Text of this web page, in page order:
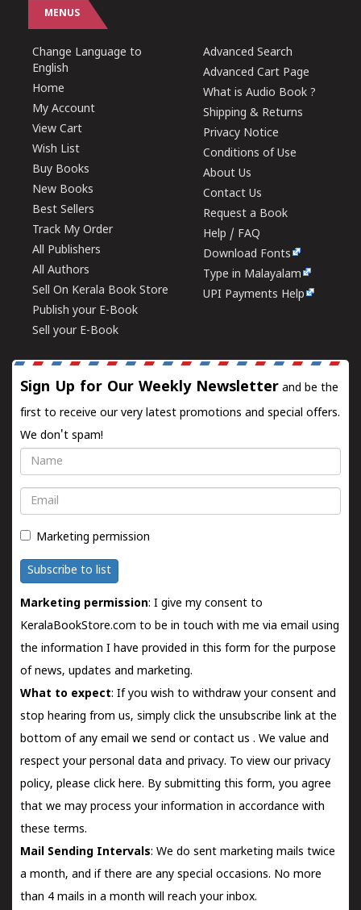
MENUS
Change Language to
English
Home
My Account
View Cart
Wish List
Buy Books
New Books
Best Sellers
Track My Order
All Publishers
All Authors
Sell On Kerala Book Store
Publish your E-Book
Sell your E-Book
Advanced Search
Advanced Cart Page
What is Audio Book ?
Shipping & Returns
Privacy Notice
Conditions of Use
About Us
Contact Us
Request a Book
Help / FAQ
Download Fonts
Type in Malayalam
UPI Payments Help
Sign Up for Our Weekly Newsletter and be the
first to receive our very latest promotions and special offers.
We don't spam!
Name
Email
Marketing permission
Subscribe to list
Marketing permission: I give my consent to
KeralaBookStore.com to be in touch with me via email using
the information I have provided in this form for the purpose
of news, updates and marketing.
What to expect: If you wish to withdraw your consent and
stop hearing from us, simply click the unsubscribe link at the
bottom of any email we send orcontact us . We value and
respect your personal data and privacy. To view our privacy
policy, please click here. By submitting this form, you agree
that we may process your information in accordance with
these terms.
Mail Sending Intervals: We do sent marketing mails twice
a month, and if there are any special occasions. No more
than 4 mails in a month will reach your inbox.